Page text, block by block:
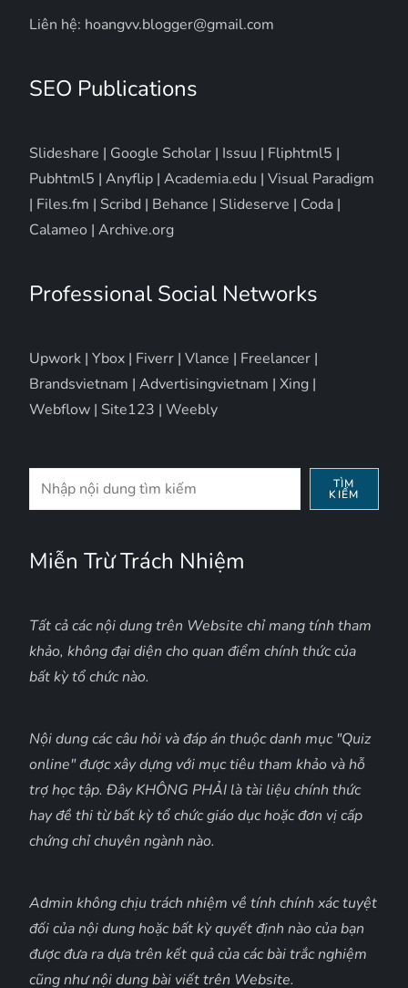
Liên hệ: hoangvv.blogger@gmail.com
SEO Publications
Slideshare | Google Scholar | Issuu | Fliphtml5 |
Pubhtml5 |Anyflip |Academia.edu |Visual Paradigm
| Files.fm | Scribd | Behance | Slideserve | Coda |
Calameo |Archive.org
Professional Social Networks
Upwork |Ybox | Fiverr |Vlance | Freelancer |
Brandsvietnam |Advertisingvietnam |Xing |
Webflow | Site123 |Weebly
Tìm
kiếm
TÌM
KIẾM
Miễn Trừ Trách Nhiệm
Tất cả các nội dung trên Website chỉ mang tính tham
khảo, không đại diện cho quan điểm chính thức của
bất kỳ tổ chức nào.
Nội dung các câu hỏi và đáp án thuộc danh mục "Quiz
online" được xây dựng với mục tiêu tham khảo và hỗ
trợ học tập. Đây KHÔNG PHẢI là tài liệu chính thức
hay đề thi từ bất kỳ tổ chức giáo dục hoặc đơn vị cấp
chứng chỉ chuyên ngành nào.
Admin không chịu trách nhiệm về tính chính xác tuyệt
đối của nội dung hoặc bất kỳ quyết định nào của bạn
được đưa ra dựa trên kết quả của các bài trắc nghiệm
cũng như nội dung bài viết trên Website.